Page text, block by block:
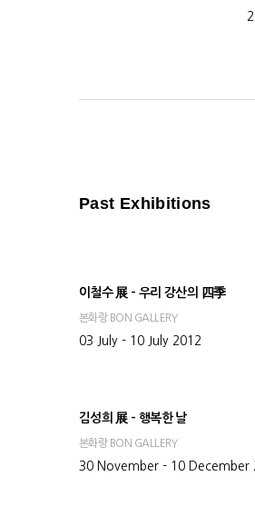
Past Exhibitions
이철수 展 - 우리 강산의 四季
본화랑 BON GALLERY
03 July - 10 July 2012
김성희 展 - 행복한 날
본화랑 BON GALLERY
30 November - 10 December